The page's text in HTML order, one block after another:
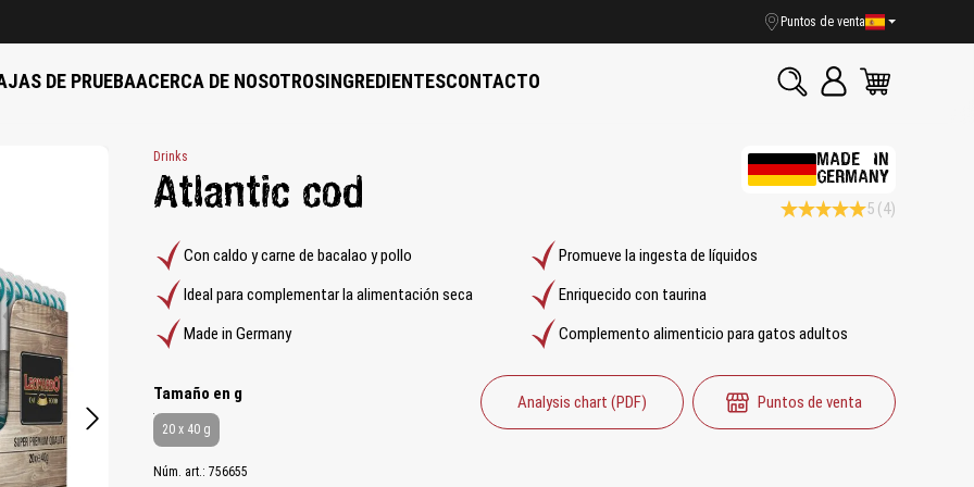
Puntos de venta
DE PRUEBAACERCA DE NOSOTROSINGREDIENTESCONTACTO
Drinks
Atlantic cod
MADE IN
GERMANY
5 (4)
Con caldo y carne de bacalao y pollo
Promueve la ingesta de líquidos
Ideal para complementar la alimentación seca
Enriquecido con taurina
Made in Germany
Complemento alimenticio para gatos adultos
Tamaño en gauswählen
20 x 40 g
Núm. art.: 756655
Analysis chart (PDF) Puntos de venta